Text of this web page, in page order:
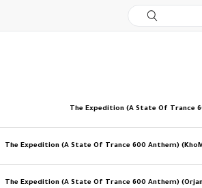
The Expedition (A State Of Trance